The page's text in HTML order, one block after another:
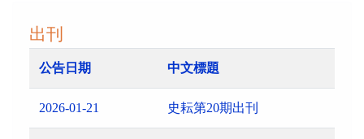
出刊
公告日期 中文標題
2026-01-21 史耘第20期出刊